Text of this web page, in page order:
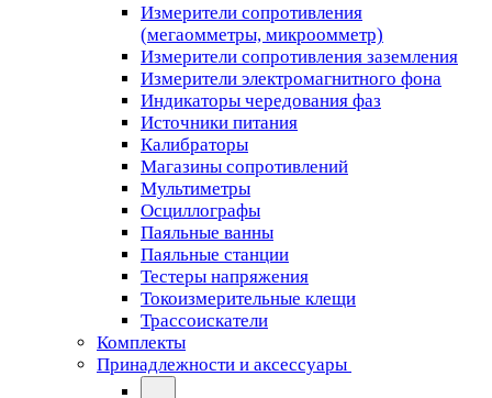
Измерители сопротивления
(мегаомметры, микроомметр)
Измерители сопротивления заземления
Измерители электромагнитного фона
Индикаторы чередования фаз
Источники питания
Калибраторы
Магазины сопротивлений
Мультиметры
Осциллографы
Паяльные ванны
Паяльные станции
Тестеры напряжения
Токоизмерительные клещи
Трассоискатели
Комплекты
Принадлежности и аксессуары